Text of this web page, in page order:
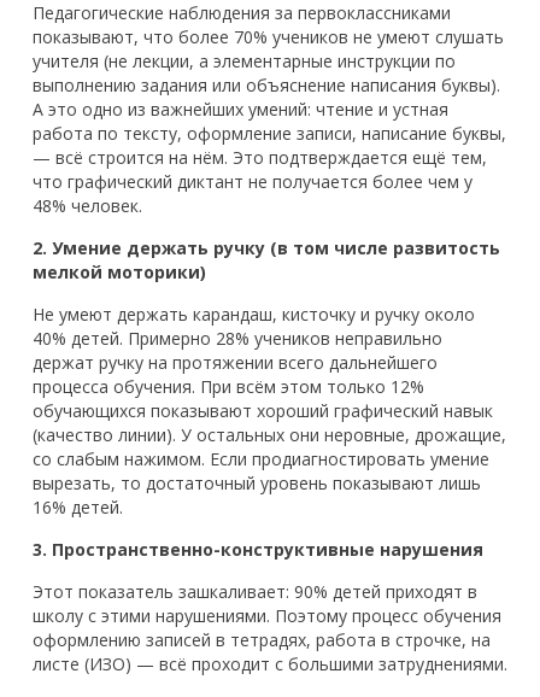
Педагогические наблюдения за первоклассниками
показывают, что более 70% учеников не умеют слушать
учителя (не лекции, а элементарные инструкции по
выполнению задания или объяснение написания буквы).
А это одно из важнейших умений: чтение и устная
работа по тексту, оформление записи, написание буквы,
— всё строится на нём. Это подтверждается ещё тем,
что графический диктант не получается более чем у
48% человек.
2. Умение держать ручку (в том числе развитость
мелкой моторики)
Не умеют держать карандаш, кисточку и ручку около
40% детей. Примерно 28% учеников неправильно
держат ручку на протяжении всего дальнейшего
процесса обучения. При всём этом только 12%
обучающихся показывают хороший графический навык
(качество линии). У остальных они неровные, дрожащие,
со слабым нажимом. Если продиагностировать умение
вырезать, то достаточный уровень показывают лишь
16% детей.
3. Пространственно-конструктивные нарушения
Этот показатель зашкаливает: 90% детей приходят в
школу с этими нарушениями. Поэтому процесс обучения
оформлению записей в тетрадях, работа в строчке, на
листе (ИЗО) — всё проходит с большими затруднениями.